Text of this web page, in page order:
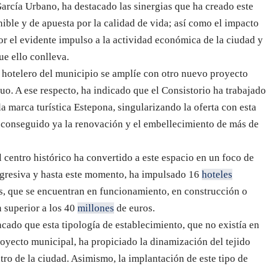
Urbano, ha destacado las sinergias que ha creado este
y de apuesta por la calidad de vida; así como el impacto
el evidente impulso a la actividad económica de la ciudad y
ello conlleva.
del municipio se amplíe con otro nuevo proyecto
A ese respecto, ha indicado que el Consistorio ha trabajado
marca turística Estepona, singularizando la oferta con esta
ya la renovación y el embellecimiento de más de
histórico ha convertido a este espacio en un foco de
y hasta este momento, ha impulsado 16 hoteles
que se encuentran en funcionamiento, en construcción o
superior a los 40 millones de euros.
que esta tipología de establecimiento, que no existía en
municipal, ha propiciado la dinamización del tejido
de la ciudad. Asimismo, la implantación de este tipo de